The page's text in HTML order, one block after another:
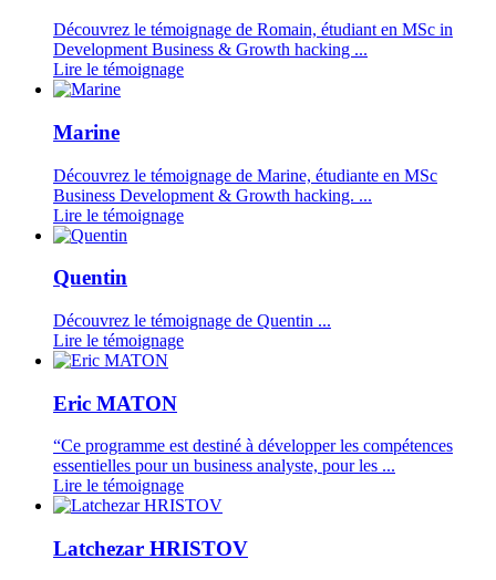
Découvrez le témoignage de Romain, étudiant en MSc in
Development Business & Growth hacking ...
Lire le témoignage
Marine
Découvrez le témoignage de Marine, étudiante en MSc
Business Development & Growth hacking. ...
Lire le témoignage
Quentin
Découvrez le témoignage de Quentin ...
Lire le témoignage
Eric MATON
“Ce programme est destiné à développer les compétences
essentielles pour un business analyste, pour les ...
Lire le témoignage
Latchezar HRISTOV